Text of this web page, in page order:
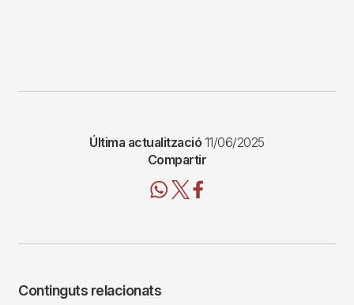
Última actualització 11/06/2025
Compartir
Continguts relacionats